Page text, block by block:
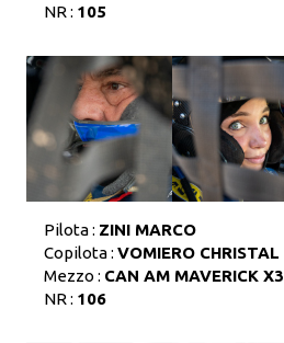
NR : 105
Pilota : ZINI MARCO
Copilota : VOMIERO CHRISTAL
Mezzo : CAN AM MAVERICK X3
NR : 106